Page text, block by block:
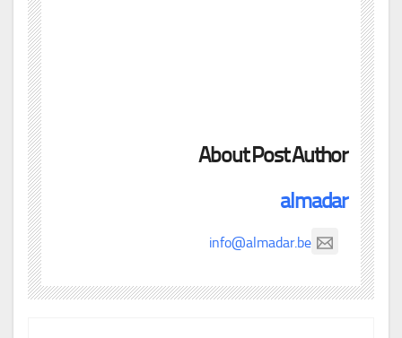
About Post Author
almadar
info@almadar.be